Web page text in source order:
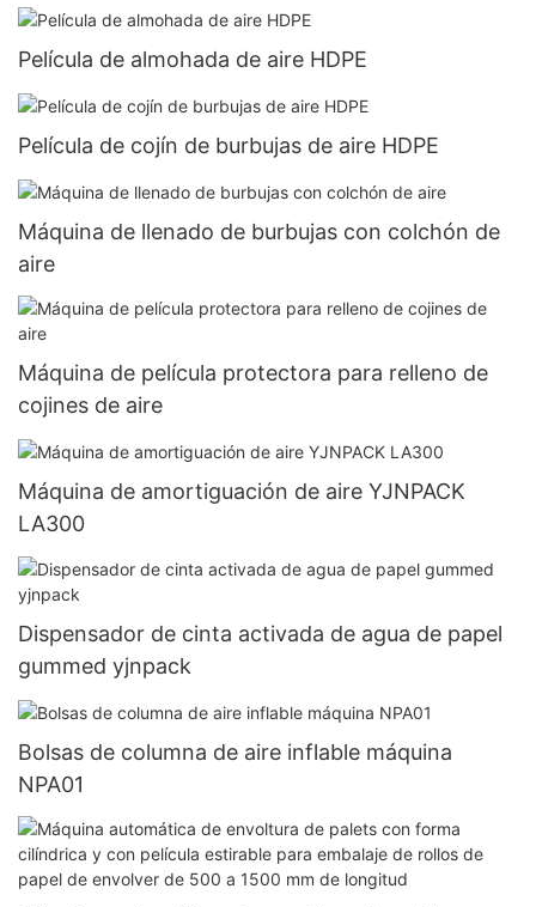
Película de almohada de aire HDPE
Película de cojín de burbujas de aire HDPE
Máquina de llenado de burbujas con colchón de
aire
Máquina de película protectora para relleno de
cojines de aire
Máquina de amortiguación de aire YJNPACK
LA300
Dispensador de cinta activada de agua de papel
gummed yjnpack
Bolsas de columna de aire inflable máquina
NPA01